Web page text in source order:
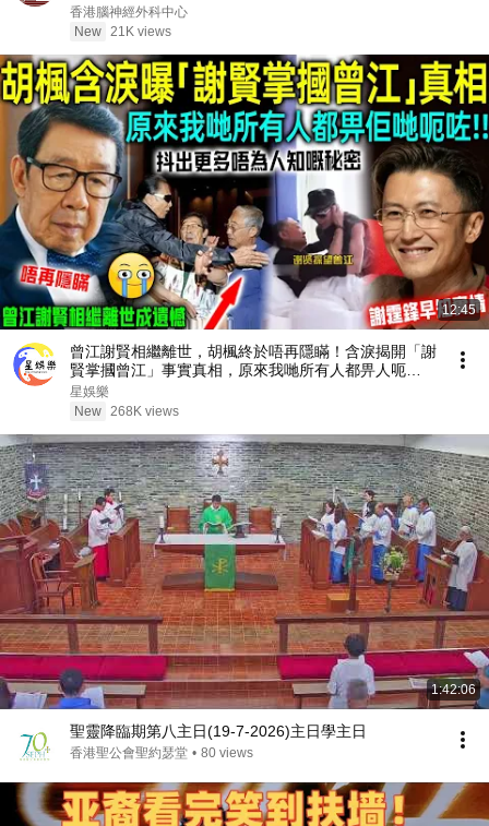
香港腦神經外科中心
New 21K views
12:45
曾江謝賢相繼離世，胡楓終於唔再隱瞞！含淚揭開「謝
賢掌摑曾江」事實真相，原來我哋所有人都畀人呃
咗⋯⋯謝霆鋒早知實情！【星娛樂】#胡楓 #謝賢 #曾
江 #綜藝 #事實 #真相 #兄弟 #謝霆鋒
星娛樂
New 268K views
1:42:06
聖靈降臨期第八主日(19-7-2026)主日學主日
香港聖公會聖約瑟堂 • 80 views